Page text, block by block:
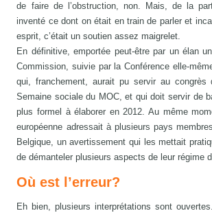
de faire de l’obstruction, non. Mais, de la
inventé ce dont on était en train de parler et
esprit, c’était un soutien assez maigrelet.
En définitive, emportée peut-être par un élan
Commission, suivie par la Conférence elle-
qui, franchement, aurait pu servir au
Semaine sociale du MOC, et qui doit servir de
plus formel à élaborer en 2012. Au même
européenne adressait à plusieurs pays
Belgique, un avertissement qui les mettait
de démanteler plusieurs aspects de leur régime
Où est l’erreur?
Eh bien, plusieurs interprétations sont